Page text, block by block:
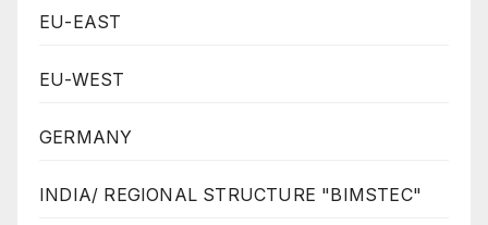
EU-EAST
EU-WEST
GERMANY
INDIA/ REGIONAL STRUCTURE "BIMSTEC"